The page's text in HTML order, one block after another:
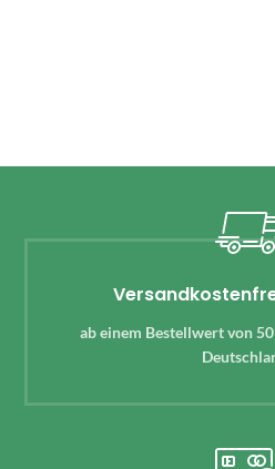
ab einem Bestellwert von